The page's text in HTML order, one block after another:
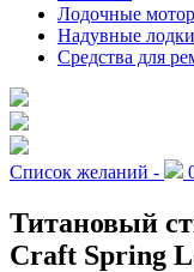
Лодочные
Надувные лодки
Средства для
Список желаний -
Титановый
Craft Spring